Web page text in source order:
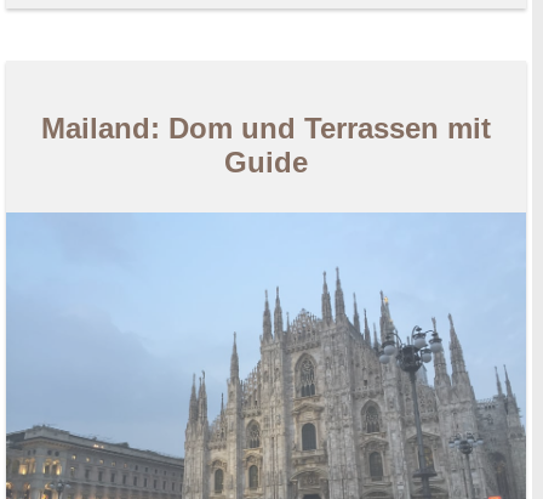
Mailand: Dom und Terrassen mit
Guide